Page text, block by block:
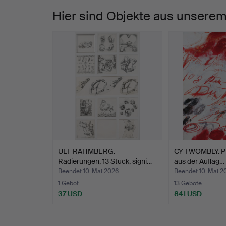
Hier sind Objekte aus
ULF RAHMBERG.
Radierungen, 13 Stück, signi…
Beendet 10. Mai 2026
1 Gebot
37 USD
CY TWOMBLY.
aus der Auflag…
Beendet 10. Mai
13 Gebote
841 USD